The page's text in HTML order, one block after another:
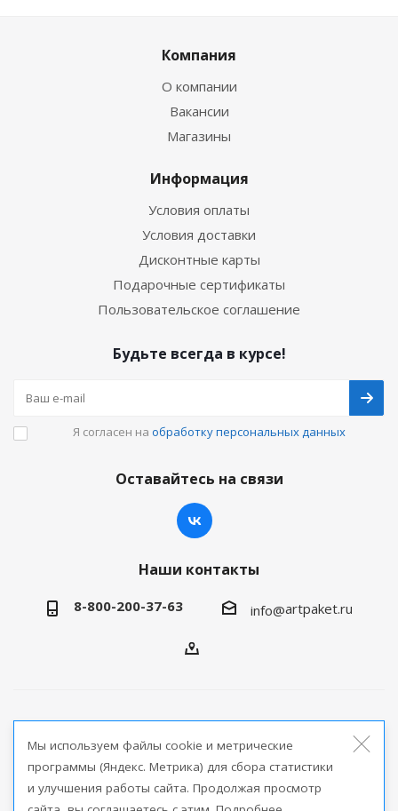
Компания
О компании
Вакансии
Магазины
Информация
Условия оплаты
Условия доставки
Дисконтные карты
Подарочные сертификаты
Пользовательское соглашение
Будьте всегда в курсе!
Я согласен на обработку персональных данных
Оставайтесь на связи
Наши контакты
8-800-200-37-63 info@artpaket.ru
продукции
Версия для печати
Мы используем файлы cookie и метрические
программы (Яндекс. Метрика) для сбора статистики
и улучшения работы сайта. Продолжая просмотр